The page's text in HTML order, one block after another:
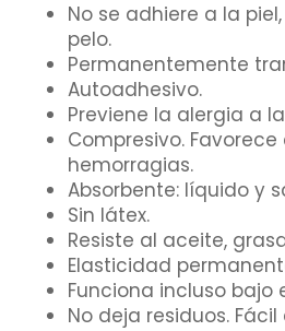
No se adhiere a la
pelo.
Permanentemente
Autoadhesivo.
Previene la alergia a
Compresivo.
hemorragias.
Absorbente: líquido y
Sin látex.
Resiste al aceite,
Elasticidad
Funciona incluso bajo
No deja residuos.